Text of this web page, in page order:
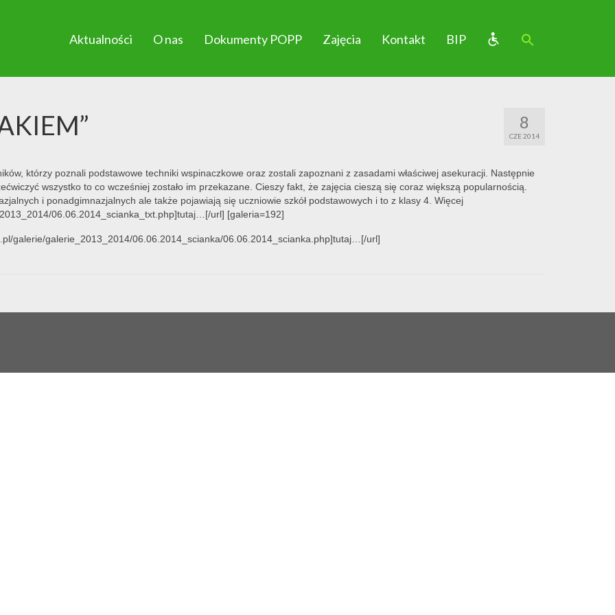
Aktualności O nas Dokumenty POPP Zajęcia Kontakt BIP
8
CZE 2014
którzy poznali podstawowe techniki wspinaczkowe oraz zostali zapoznani z zasadami właściwej asekuracji. Następnie
wszystko to co wcześniej zostało im przekazane. Cieszy fakt, że zajęcia cieszą się coraz większą popularnością.
i ponadgimnazjalnych ale także pojawiają się uczniowie szkół podstawowych i to z klasy 4. Więcej
06.06.2014_scianka_txt.php]tutaj…[/url] [galeria=192]
galerie/galerie_2013_2014/06.06.2014_scianka/06.06.2014_scianka.php]tutaj…[/url]